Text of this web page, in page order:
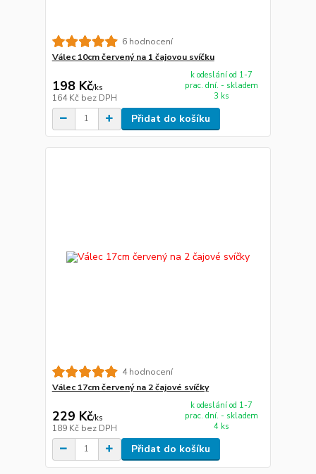
6 hodnocení
Válec 10cm červený na 1 čajovou svíčku
198 Kč/ks
164 Kč bez DPH
k odeslání od 1-7
prac. dní. - skladem
3 ks
Přidat do košíku
4 hodnocení
Válec 17cm červený na 2 čajové svíčky
229 Kč/ks
189 Kč bez DPH
k odeslání od 1-7
prac. dní. - skladem
4 ks
Přidat do košíku